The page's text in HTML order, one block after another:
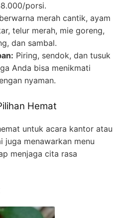
porsi.
merah cantik, ayam
telur merah, mie goreng,
dan sambal.
Piring, sendok, dan tusuk
Anda bisa menikmati
nyaman.
Hemat
untuk acara kantor atau
juga menawarkan menu
menjaga cita rasa